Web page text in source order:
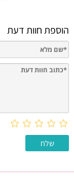
הוספת חוות דעת